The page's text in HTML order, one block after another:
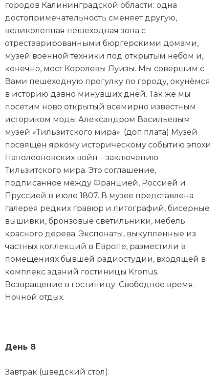
городов Калининградской области: одна
достопримечательность сменяет другую,
великолепная пешеходная зона с
отреставрированными бюргерскими домами,
музей военной техники под открытым небом и,
конечно, мост Королевы Луизы. Мы совершим с
Вами пешеходную прогулку по городу, окунёмся
в историю давно минувших дней. Так же мы
посетим ново открытый всемирно известным
историком моды Александром Васильевым
музей «Тильзитского мира». (доп.плата) Музей
посвящён яркому историческому событию эпохи
Наполеоновских войн – заключению
Тильзитского мира. Это соглашение,
подписанное между Францией, Россией и
Пруссией в июле 1807. В музее представлена
галерея редких гравюр и литографий, бисерные
вышивки, бронзовые светильники, мебель
красного дерева. Экспонаты, выкупленные из
частных коллекций в Европе, разместили в
помещениях бывшей радиостудии, входящей в
комплекс зданий гостиницы Kronus.
Возвращение в гостиницу. Свободное время.
Ночной отдых.
День 8
Завтрак (шведский стол).